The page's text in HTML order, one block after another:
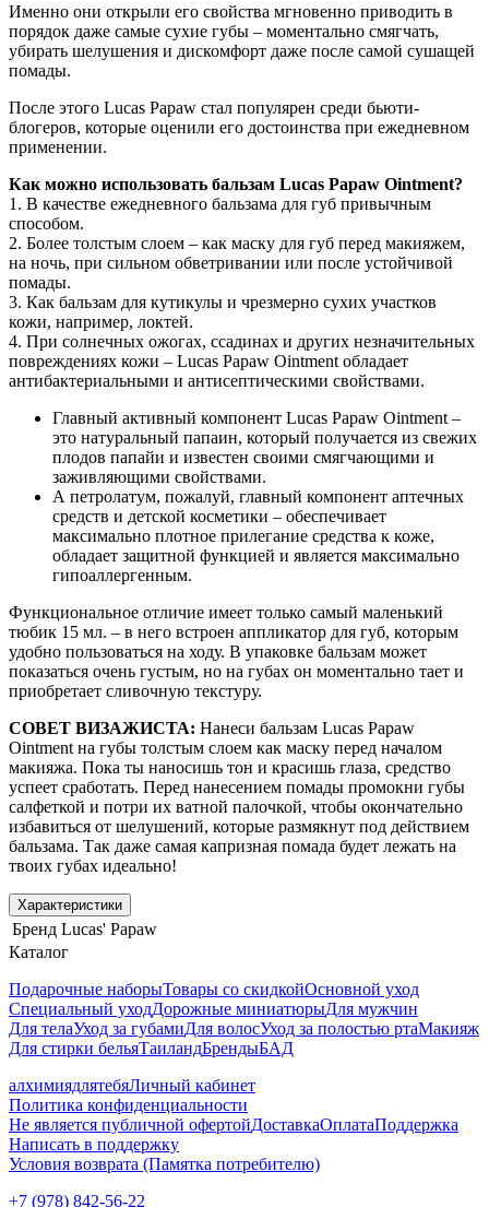
Именно они открыли его свойства мгновенно приводить в
порядок даже самые сухие губы – моментально смягчать,
убирать шелушения и дискомфорт даже после самой сушащей
помады.
После этого Lucas Papaw стал популярен среди бьюти-
блогеров, которые оценили его достоинства при ежедневном
применении.
Как можно использовать бальзам Lucas Papaw Ointment?
1. В качестве ежедневного бальзама для губ привычным
способом.
2. Более толстым слоем – как маску для губ перед макияжем,
на ночь, при сильном обветривании или после устойчивой
помады.
3. Как бальзам для кутикулы и чрезмерно сухих участков
кожи, например, локтей.
4. При солнечных ожогах, ссадинах и других незначительных
повреждениях кожи – Lucas Papaw Ointment обладает
антибактериальными и антисептическими свойствами.
Главный активный компонент Lucas Papaw Ointment –
это натуральный папаин, который получается из свежих
плодов папайи и известен своими смягчающими и
заживляющими свойствами.
А петролатум, пожалуй, главный компонент аптечных
средств и детской косметики – обеспечивает
максимально плотное прилегание средства к коже,
обладает защитной функцией и является максимально
гипоаллергенным.
Функциональное отличие имеет только самый маленький
тюбик 15 мл. – в него встроен аппликатор для губ, которым
удобно пользоваться на ходу. В упаковке бальзам может
показаться очень густым, но на губах он моментально тает и
приобретает сливочную текстуру.
СОВЕТ ВИЗАЖИСТА: Нанеси бальзам Lucas Papaw
Ointment на губы толстым слоем как маску перед началом
макияжа. Пока ты наносишь тон и красишь глаза, средство
успеет сработать. Перед нанесением помады промокни губы
салфеткой и потри их ватной палочкой, чтобы окончательно
избавиться от шелушений, которые размякнут под действием
бальзама. Так даже самая капризная помада будет лежать на
твоих губах идеально!
Характеристики
Бренд Lucas' Papaw
Каталог
Подарочные наборыТовары со скидкойОсновной уход
Специальный уходДорожные миниатюрыДля мужчин
Для телаУход за губамиДля волосУход за полостью ртаМакияж
Для стирки бельяТаиландБрендыБАД
алхимиядлятебяЛичный кабинет
Политика конфиденциальности
Не является публичной офертойДоставкаОплатаПоддержка
Написать в поддержку
Условия возврата (Памятка потребителю)
+7 (978) 842-56-22